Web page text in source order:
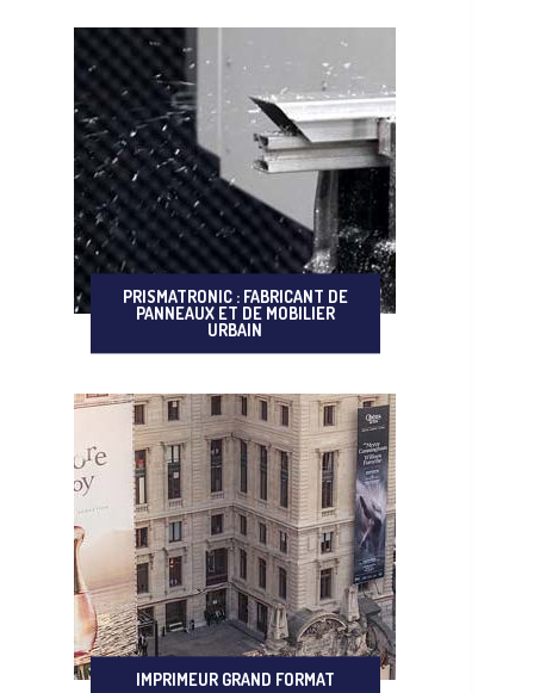
PRISMATRONIC : FABRICANT DE
PANNEAUX ET DE MOBILIER
URBAIN
IMPRIMEUR GRAND FORMAT